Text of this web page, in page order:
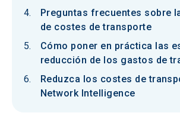
Preguntas frecuentes sobre
de costes de transporte
Cómo poner en práctica las
reducción de los gastos de
Reduzca los costes de
Network Intelligence